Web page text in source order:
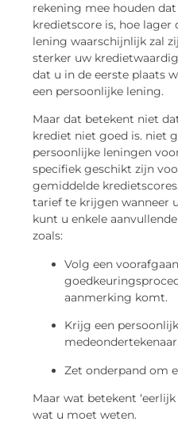
rekening mee houden
kredietscore is, hoe lager
lening waarschijnlijk zal
sterker uw
dat u in de eerste plaats
een persoonlijke lening.
Maar dat betekent niet
krediet niet goed is. niet
persoonlijke leningen
specifiek geschikt zijn
gemiddelde
tarief te krijgen wanneer
kunt u enkele
zoals:
Volg een
aanmerking komt.
Krijg een
medeondertekenaar.
Zet onderpand om
Maar wat betekent
wat u moet weten.